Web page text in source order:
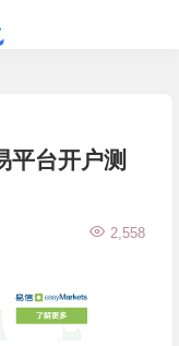
台开户测
2,558